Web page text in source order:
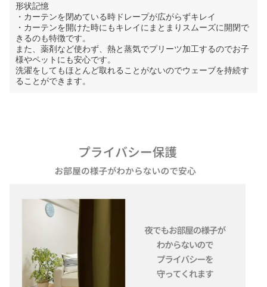
形状記憶
・カーテンを閉めている時ドレープが広がらずキレイ
・カーテンを開けた時にもキレイにまとまりスムーズに開閉で
きるのも特徴です。
また、薬剤など使わず、熱と蒸気でプリーツ加工するのでお子
様やペットにも安心です。
洗濯をしてもほとんど取れることがないのでウェーブを持続す
ることができます。